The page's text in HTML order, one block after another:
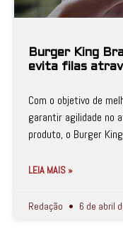
Burger King
evita filas
Com o objetivo de
garantir agilidade no
produto, o Burger
LEIA MAIS »
Redação 6 de abril